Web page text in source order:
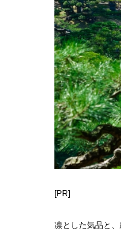
[PR]
凛とした気品と